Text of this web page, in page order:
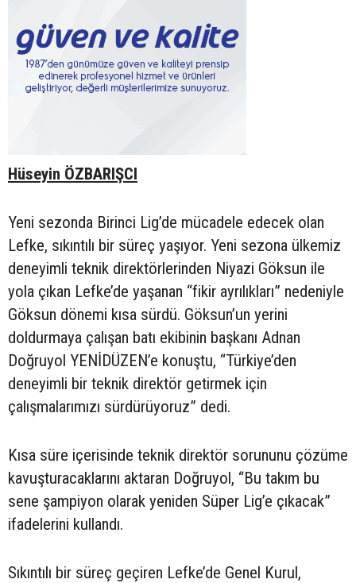
Hüseyin ÖZBARIŞCI
Yeni sezonda Birinci Lig’de mücadele edecek olan
Lefke, sıkıntılı bir süreç yaşıyor. Yeni sezona ülkemiz
deneyimli teknik direktörlerinden Niyazi Göksun ile
yola çıkan Lefke’de yaşanan “fikir ayrılıkları” nedeniyle
Göksun dönemi kısa sürdü. Göksun’un yerini
doldurmaya çalışan batı ekibinin başkanı Adnan
Doğruyol YENİDÜZEN’e konuştu, “Türkiye’den
deneyimli bir teknik direktör getirmek için
çalışmalarımızı sürdürüyoruz” dedi.
Kısa süre içerisinde teknik direktör sorununu çözüme
kavuşturacaklarını aktaran Doğruyol, “Bu takım bu
sene şampiyon olarak yeniden Süper Lig’e çıkacak”
ifadelerini kullandı.
Sıkıntılı bir süreç geçiren Lefke’de Genel Kurul,